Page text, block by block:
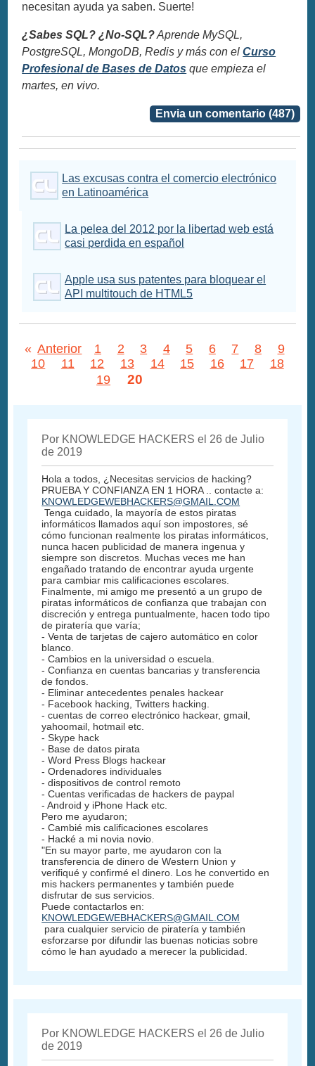
necesitan ayuda ya saben. Suerte!
¿Sabes SQL? ¿No-SQL?Aprende MySQL,
PostgreSQL, MongoDB, Redis y más con elCurso
Profesional de Bases de Datos que empieza el
martes, en vivo.
Envia un comentario (487)
Las excusas contra el comercio electrónico
en Latinoamérica
La pelea del 2012 por la libertad web está
casi perdida en español
Apple usa sus patentes para bloquear el
API multitouch de HTML5
« Anterior 1 2 3 4 5 6 7 8
9
10
11 12 13 14 15 16 17
18
19
20
Por KNOWLEDGE HACKERS el 26 de Julio
de 2019
Hola a todos, ¿Necesitas servicios de hacking?
PRUEBA Y CONFIANZA EN 1 HORA .. contacte a:
KNOWLEDGEWEBHACKERS@GMAIL.COM
Tenga cuidado, la mayoría de estos piratas
informáticos llamados aquí son impostores, sé
cómo funcionan realmente los piratas informáticos,
nunca hacen publicidad de manera ingenua y
siempre son discretos. Muchas veces me han
engañado tratando de encontrar ayuda urgente
para cambiar mis calificaciones escolares.
Finalmente, mi amigo me presentó a un grupo de
piratas informáticos de confianza que trabajan con
discreción y entrega puntualmente, hacen todo tipo
de piratería que varía;
- Venta de tarjetas de cajero automático en color
blanco.
- Cambios en la universidad o escuela.
- Confianza en cuentas bancarias y transferencia
de fondos.
- Eliminar antecedentes penales hackear
- Facebook hacking, Twitters hacking.
- cuentas de correo electrónico hackear, gmail,
yahoomail, hotmail etc.
- Skype hack
- Base de datos pirata
- Word Press Blogs hackear
- Ordenadores individuales
- dispositivos de control remoto
- Cuentas verificadas de hackers de paypal
- Android y iPhone Hack etc.
Pero me ayudaron;
- Cambié mis calificaciones escolares
- Hacké a mi novia novio.
"En su mayor parte, me ayudaron con la
transferencia de dinero de Western Union y
verifiqué y confirmé el dinero. Los he convertido en
mis hackers permanentes y también puede
disfrutar de sus servicios.
Puede contactarlos en:
KNOWLEDGEWEBHACKERS@GMAIL.COM
para cualquier servicio de piratería y también
esforzarse por difundir las buenas noticias sobre
cómo le han ayudado a merecer la publicidad.
Por KNOWLEDGE HACKERS el 26 de Julio
de 2019